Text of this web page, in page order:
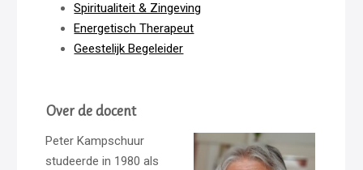
Spiritualiteit & Zingeving
Energetisch Therapeut
Geestelijk Begeleider
Over de docent
Peter Kampschuur
studeerde in 1980 als